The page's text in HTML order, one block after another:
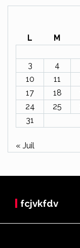
L M
3
4
10
11
17
18
24
25
31
« Juil
fcjvkfdv